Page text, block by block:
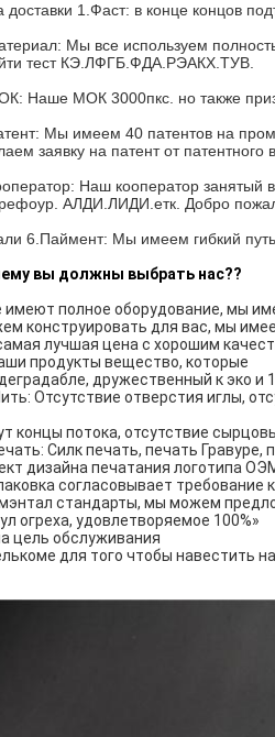
доставки 1.Фаст: в конце концов
Мы все используем
тест КЭ.ЛФГБ.ФДА.РЭАКХ.ТУВ.
Наше МОК 3000пкс. но также
Мы имеем 40 патентов на
заявку на патент от патентного
Наш кооператор
АЛДИ.ЛИДИ.етк. Добро
6.Паймент: Мы имеем гибкий
вы должны выбрать нас??
имеют полное оборудование, мы
конструировать для вас, мы
лучшая цена с хорошим
продукты вещество, которые
дружественный к эко и
Отсутствие отверстия иглы,
концы потока, отсутствие
Силк печать, печать
дизайна печатания логотипа
согласовывает требование
стандарты, мы можем
огреха, удовлетворяемое 100%»
цель обслуживания
для того чтобы навестить